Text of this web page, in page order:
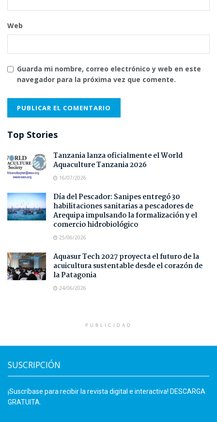
Web
Guarda mi nombre, correo electrónico y web en este
navegador para la próxima vez que comente.
Top Stories
Tanzania lanza oficialmente el World
Aquaculture Tanzania 2026
16/07/2026
Día del Pescador: Sanipes entregó 30
habilitaciones sanitarias a pescadores de
Arequipa impulsando la formalización y el
comercio hidrobiológico
25/06/2026
Aquasur Tech 2027 proyecta el futuro de la
acuicultura sustentable desde el corazón de
la Patagonia
24/06/2026
PUBLICIDAD
SUSCRIPCIÓN
¡Suscríbase para recibir la revista digital e interactiva! DESCARGA
GRATUITA.